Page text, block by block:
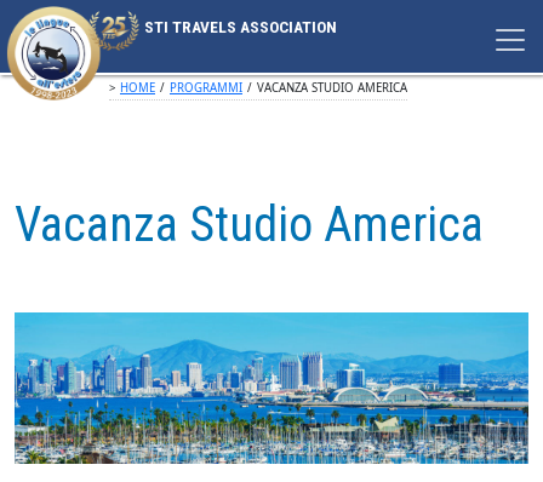
STI TRAVELS ASSOCIATION
> HOME / PROGRAMMI / VACANZA STUDIO AMERICA
Vacanza Studio America